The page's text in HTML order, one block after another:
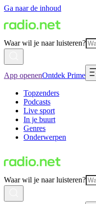
Ga naar de inhoud
Waar wil je naar luisteren?
App openenOntdek Prime
Topzenders
Podcasts
Live sport
In je buurt
Genres
Onderwerpen
Waar wil je naar luisteren?